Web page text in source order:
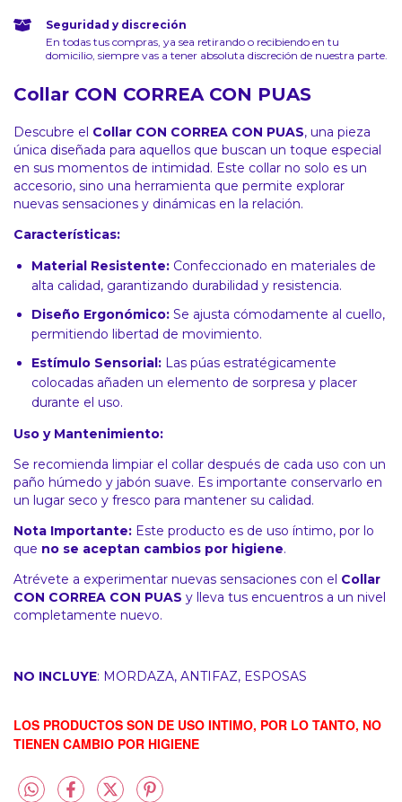
Seguridad y discreción
En todas tus compras, ya sea retirando o recibiendo en tu
domicilio, siempre vas a tener absoluta discreción de nuestra parte.
Collar CON CORREA CON PUAS
Descubre el Collar CON CORREA CON PUAS, una pieza
única diseñada para aquellos que buscan un toque especial
en sus momentos de intimidad. Este collar no solo es un
accesorio, sino una herramienta que permite explorar
nuevas sensaciones y dinámicas en la relación.
Características:
Material Resistente: Confeccionado en materiales de
alta calidad, garantizando durabilidad y resistencia.
Diseño Ergonómico: Se ajusta cómodamente al cuello,
permitiendo libertad de movimiento.
Estímulo Sensorial: Las púas estratégicamente
colocadas añaden un elemento de sorpresa y placer
durante el uso.
Uso y Mantenimiento:
Se recomienda limpiar el collar después de cada uso con un
paño húmedo y jabón suave. Es importante conservarlo en
un lugar seco y fresco para mantener su calidad.
Nota Importante: Este producto es de uso íntimo, por lo
que no se aceptan cambios por higiene.
Atrévete a experimentar nuevas sensaciones con el Collar
CON CORREA CON PUAS y lleva tus encuentros a un nivel
completamente nuevo.
NO INCLUYE: MORDAZA, ANTIFAZ, ESPOSAS
LOS PRODUCTOS SON DE USO INTIMO, POR LO TANTO, NO
TIENEN CAMBIO POR HIGIENE